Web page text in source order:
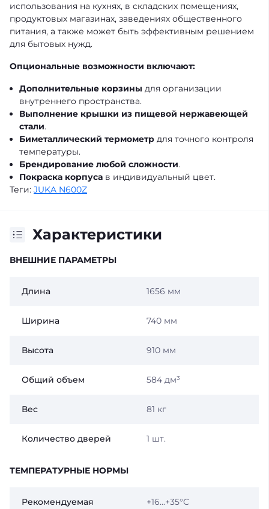
использования на кухнях, в складских помещениях,
продуктовых магазинах, заведениях общественного
питания, а также может быть эффективным решением
для бытовых нужд.
Опциональные возможности включают:
Дополнительные корзины для организации
внутреннего пространства.
Выполнение крышки из пищевой нержавеющей
стали.
Биметаллический термометр для точного контроля
температуры.
Брендирование любой сложности.
Покраска корпуса в индивидуальный цвет.
Теги: JUKA N600Z
Характеристики
ВНЕШНИЕ ПАРАМЕТРЫ
Длина 1656 мм
Ширина 740 мм
Высота 910 мм
Общий объем 584 дм³
Вес 81 кг
Количество дверей 1 шт.
ТЕМПЕРАТУРНЫЕ НОРМЫ
Рекомендуемая +16...+35°C